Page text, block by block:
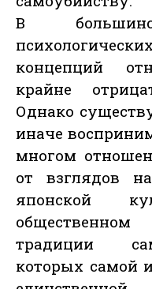
В
концепций
крайне
Однако
иначе
многом
от взглядов
японской
традиции
которых самой